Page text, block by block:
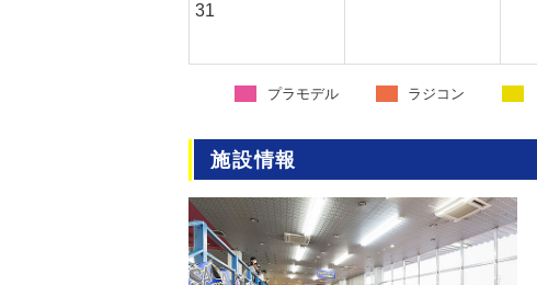
31
プラモデル ラジコン
施設情報